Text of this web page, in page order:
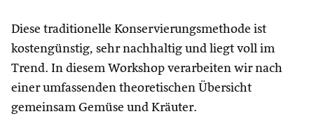
Diese traditionelle Konservierungsmethode ist
kostengünstig, sehr nachhaltig und liegt voll im
Trend. In diesem Workshop verarbeiten wir nach
einer umfassenden theoretischen Übersicht
gemeinsam Gemüse und Kräuter.